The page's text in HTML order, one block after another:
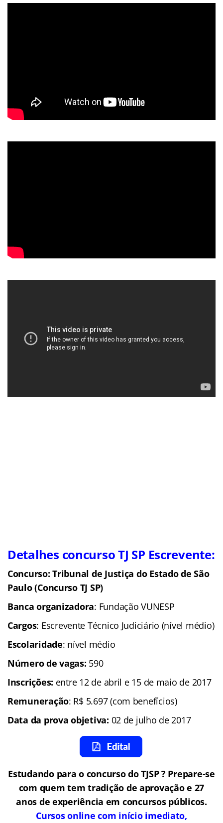
Detalhes concurso TJ SP Escrevente:
Concurso: Tribunal de Justiça do Estado de São
Paulo (Concurso TJ SP)
Banca organizadora: Fundação VUNESP
Cargos: Escrevente Técnico Judiciário (nível médio)
Escolaridade: nível médio
Número de vagas: 590
Inscrições: entre 12 de abril e 15 de maio de 2017
Remuneração: R$ 5.697 (com benefícios)
Data da prova objetiva: 02 de julho de 2017
Estudando para o concurso do TJSP ? Prepare-se
com quem tem tradição de aprovação e 27
anos de experiência em concursos públicos.
Cursos online com início imediato,